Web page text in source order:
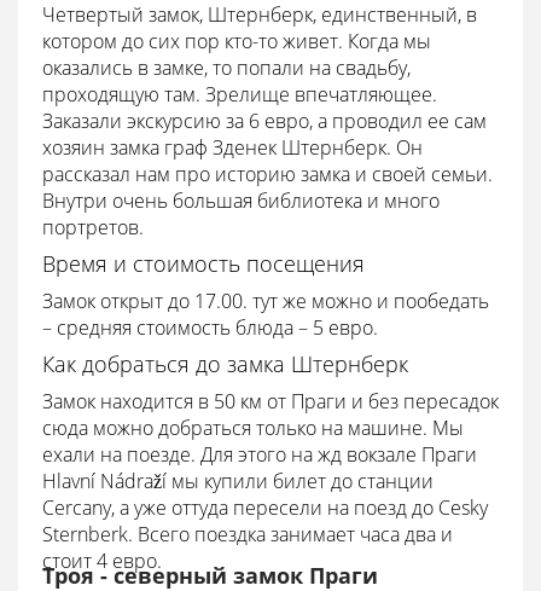
Четвертый замок, Штернберк, единственный, в
котором до сих пор кто-то живет. Когда мы
оказались в замке, то попали на свадьбу,
проходящую там. Зрелище впечатляющее.
Заказали экскурсию за 6 евро, а проводил ее сам
хозяин замка граф Зденек Штернберк. Он
рассказал нам про историю замка и своей семьи.
Внутри очень большая библиотека и много
портретов.
Время и стоимость посещения
Замок открыт до 17.00. тут же можно и пообедать
– средняя стоимость блюда – 5 евро.
Как добраться до замка Штернберк
Замок находится в 50 км от Праги и без пересадок
сюда можно добраться только на машине. Мы
ехали на поезде. Для этого на жд вокзале Праги
Hlavní Nádraží мы купили билет до станции
Cercany, а уже оттуда пересели на поезд до Cesky
Sternberk. Всего поездка занимает часа два и
стоит 4 евро.
Троя - северный замок Праги